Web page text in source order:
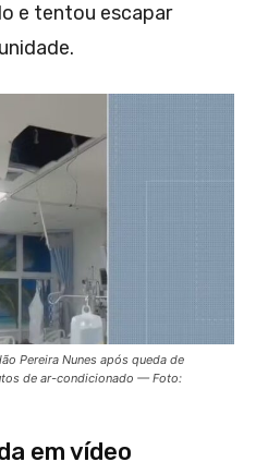
e tentou escapar
Pereira Nunes após queda de
de ar-condicionado — Foto:
em vídeo